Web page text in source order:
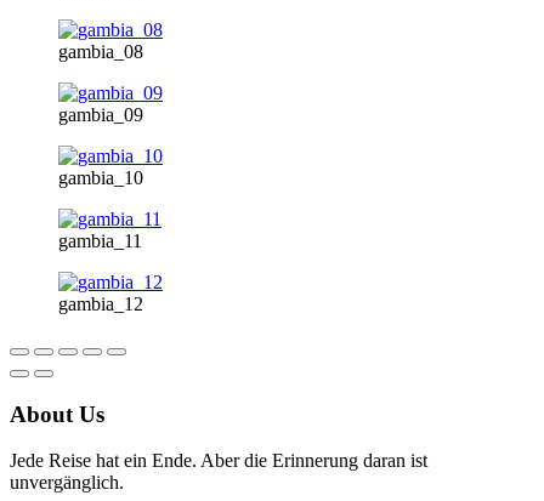
gambia_08
gambia_09
gambia_10
gambia_11
gambia_12
About Us
Jede Reise hat ein Ende. Aber die Erinnerung daran ist
unvergänglich.